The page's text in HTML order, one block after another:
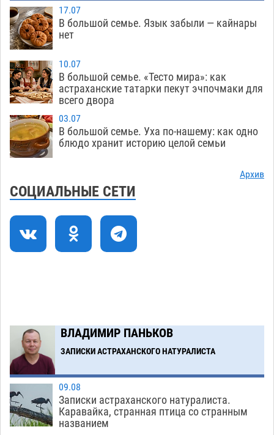
13:01
В Астраханской области запечатлели
огромного черного паука-охотника
12:24
Астраханец из федерального розыска не смог
проехать мимо волгоградского патруля
10.08 380
11:41
В Астрахани появится музыкальный арт-
объект
10.08 494
11:07
Спорт, память и единство поколений: в
Астрахани прошел велопарад памяти Юрия
Филимонова
Мовлидмагомета Рамазанова
10:11
70 лет созидания: в Астрахани чествовали
10.08 275
Загрузить еще
17.07
В большой семье. Язык забыли — кайнары
нет
10.07
В большой семье. «Тесто мира»: как
астраханские татарки пекут эчпочмаки для
всего двора
03.07
В большой семье. Уха по-нашему: как одно
блюдо хранит историю целой семьи
Архив
СОЦИАЛЬНЫЕ СЕТИ
ВЛАДИМИР ПАНЬКОВ
ЗАПИСКИ АСТРАХАНСКОГО НАТУРАЛИСТА
09.08
Записки астраханского натуралиста.
Каравайка, странная птица со странным
названием